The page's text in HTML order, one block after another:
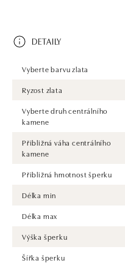
DETAILY
Vyberte barvu zlata
Ryzost zlata
Vyberte druh centrálního
kamene
Přibližná váha centrálního
kamene
Přibližná hmotnost šperku
Délka min
Délka max
Výška šperku
Šířka šperku